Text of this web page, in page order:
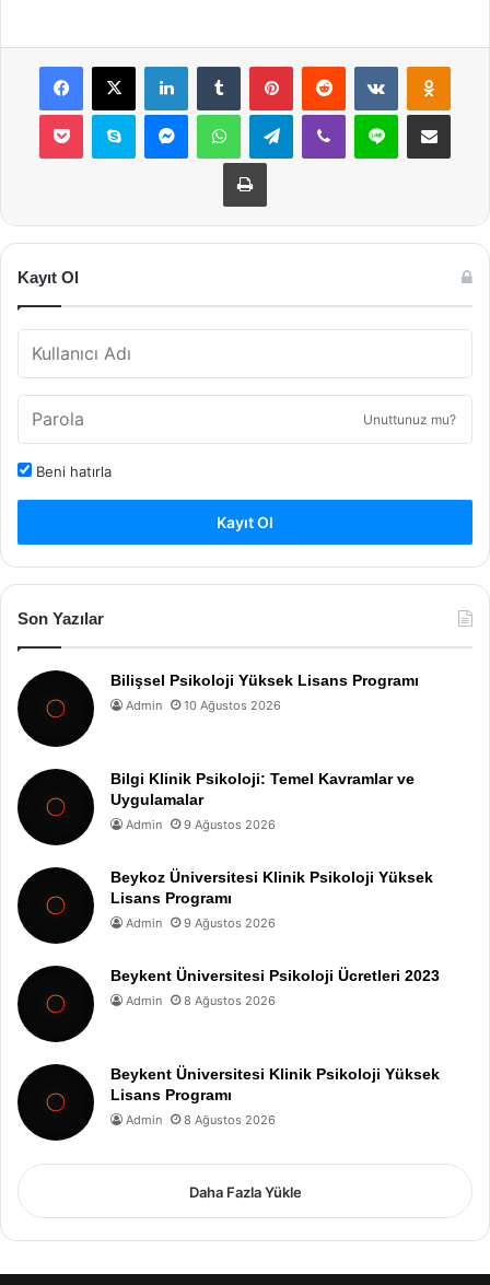
Facebook
X LinkedInTumblr PinterestReddit VKontakte
Pocket Skype MessengerWhatsAppTelegramViber Line E-Posta ile
Yazdır
Kayıt Ol
Unuttunuz mu?
Beni hatırla
Kayıt Ol
Son Yazılar
Bilişsel Psikoloji Yüksek Lisans Programı
Admin 10 Ağustos 2026
Bilgi Klinik Psikoloji: Temel Kavramlar ve
Uygulamalar
Admin 9 Ağustos 2026
Beykoz Üniversitesi Klinik Psikoloji Yüksek
Lisans Programı
Admin 9 Ağustos 2026
Beykent Üniversitesi Psikoloji Ücretleri 2023
Admin 8 Ağustos 2026
Beykent Üniversitesi Klinik Psikoloji Yüksek
Lisans Programı
Admin 8 Ağustos 2026
Daha Fazla Yükle